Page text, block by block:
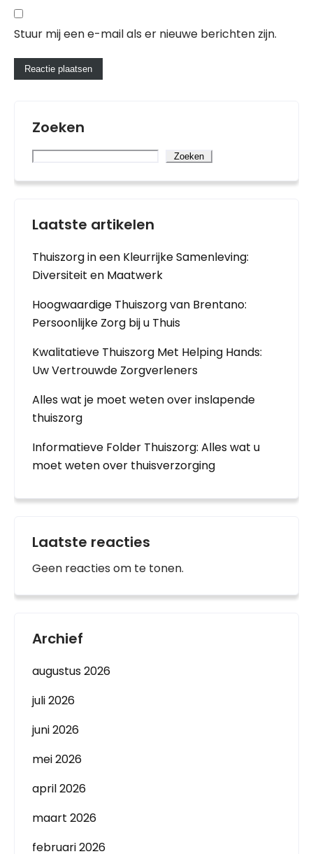
Stuur mij een e-mail als er nieuwe berichten zijn.
Zoeken
Zoeken
Laatste artikelen
Thuiszorg in een Kleurrijke Samenleving:
Diversiteit en Maatwerk
Hoogwaardige Thuiszorg van Brentano:
Persoonlijke Zorg bij u Thuis
Kwalitatieve Thuiszorg Met Helping Hands:
Uw Vertrouwde Zorgverleners
Alles wat je moet weten over inslapende
thuiszorg
Informatieve Folder Thuiszorg: Alles wat u
moet weten over thuisverzorging
Laatste reacties
Geen reacties om te tonen.
Archief
augustus 2026
juli 2026
juni 2026
mei 2026
april 2026
maart 2026
februari 2026